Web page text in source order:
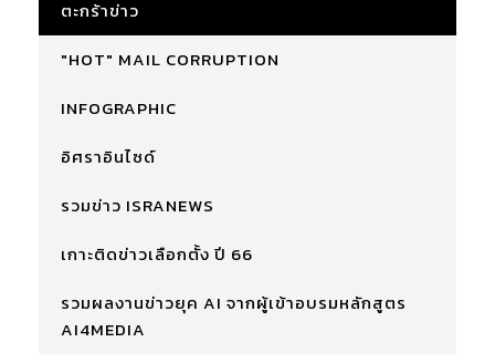
ตะกร้าข่าว
"HOT" MAIL CORRUPTION
INFOGRAPHIC
อิศราอินไซด์
รวมข่าว ISRANEWS
เกาะติดข่าวเลือกตั้ง ปี 66
รวมผลงานข่าวยุค AI จากผู้เข้าอบรมหลักสูตร
AI4MEDIA